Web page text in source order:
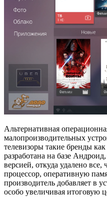
Альтернативная
малопроизводительных
телевизоры такие бренды
разработана на базе
версией, откуда удалено
процессор, оперативную
производитель добавляет в
особо увеличивая итоговую